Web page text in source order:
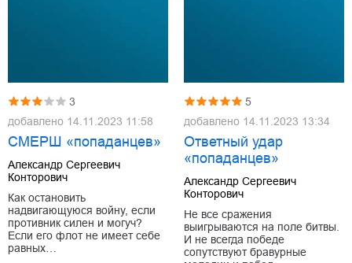
3
добавлено 14.11.2023 11:58
СМЕРШ «попаданцев»
Александр Сергеевич
Конторович
Как остановить
надвигающуюся войну, если
противник силен и могуч?
Если его флот не имеет себе
равных…
5
добавлено 14.11.2023 13:34
Ответный удар
«попаданцев»
Александр Сергеевич
Конторович
Не все сражения
выигрываются на поле битвы.
И не всегда победе
сопутствуют бравурные